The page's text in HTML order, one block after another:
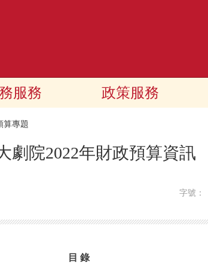
服務 政策服務
算專題
劇院2022年財政預算資訊
字號：
目 錄